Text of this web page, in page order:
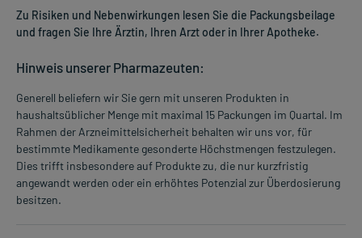
Zu Risiken und Nebenwirkungen lesen Sie die Packungsbeilage
und fragen Sie Ihre Ärztin, Ihren Arzt oder in Ihrer Apotheke.
Hinweis unserer Pharmazeuten:
Generell beliefern wir Sie gern mit unseren Produkten in
haushaltsüblicher Menge mit maximal 15 Packungen im Quartal. Im
Rahmen der Arzneimittelsicherheit behalten wir uns vor, für
bestimmte Medikamente gesonderte Höchstmengen festzulegen.
Dies trifft insbesondere auf Produkte zu, die nur kurzfristig
angewandt werden oder ein erhöhtes Potenzial zur Überdosierung
besitzen.